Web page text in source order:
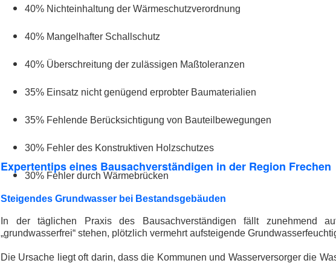
Expertentips eines Bausachverständigen in der Region Frechen
40% Nichteinhaltung der Wärmeschutzverordnung
40% Mangelhafter Schallschutz
40% Überschreitung der zulässigen Maßtoleranzen
35% Einsatz nicht genügend erprobter Baumaterialien
35% Fehlende Berücksichtigung von Bauteilbewegungen
30% Fehler des Konstruktiven Holzschutzes
30% Fehler durch Wärmebrücken
Steigendes Grundwasser bei Bestandsgebäuden
In der täglichen Praxis des Bausachverständigen fällt zunehmend
„grundwasserfrei“ stehen, plötzlich vermehrt aufsteigende
Die Ursache liegt oft darin, dass die Kommunen und Wasserversorger die